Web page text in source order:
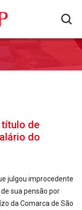
título de
do
julgou improcedente
sua pensão por
da Comarca de São